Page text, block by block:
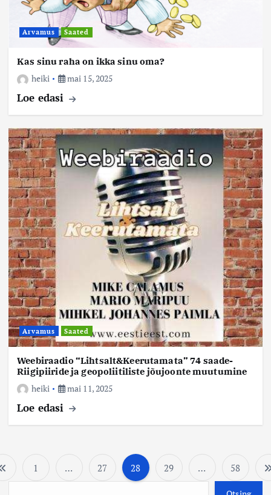
Arvamus Saated
Kas sinu raha on ikka sinu oma?
heiki
mai 15, 2025
Loe edasi
Arvamus Saated
Weebiraadio “Lihtsalt&Keerutamata” 74 saade-
Riigipiiride ja geopoliitiliste jõujoonte muutumine
heiki
mai 11, 2025
Loe edasi
P
1 … 27 28 29 … 58